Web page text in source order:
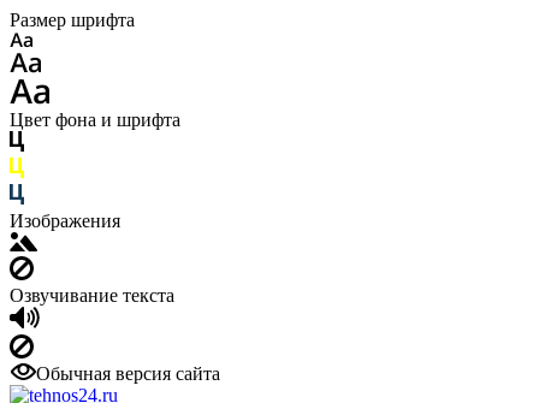
Размер шрифта
Цвет фона и шрифта
Изображения
Озвучивание текста
Обычная версия сайта